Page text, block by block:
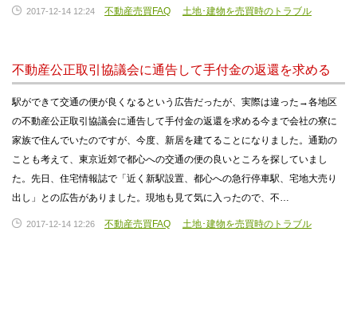
2017-12-14 12:24 不動産売買FAQ 土地･建物を売買時のトラブル
不動産公正取引協議会に通告して手付金の返還を求める
駅ができて交通の便が良くなるという広告だったが、実際は違った→各地区
の不動産公正取引協議会に通告して手付金の返還を求める今まで会社の寮に
家族で住んでいたのですが、今度、新居を建てることになりました。通勤の
ことも考えて、東京近郊で都心への交通の便の良いところを探していまし
た。先日、住宅情報誌で「近く新駅設置、都心への急行停車駅、宅地大売り
出し」との広告がありました。現地も見て気に入ったので、不…
2017-12-14 12:26 不動産売買FAQ 土地･建物を売買時のトラブル